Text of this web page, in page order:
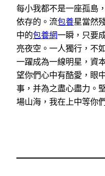
每小我都不是一座孤島
依存的。流包養星當然
中的包養網一瞬，只要
亮夜空。一人獨行，不
一躍成為一線明星，資
望你們心中有酷愛，眼
事，并為之盡心盡力。
場山海，我在上中等你